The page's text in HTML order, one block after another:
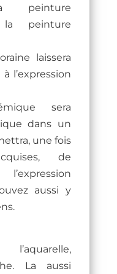
peinture
la peinture
laissera
l’expression
sera
dans un
une fois
de
aussi y
La aussi